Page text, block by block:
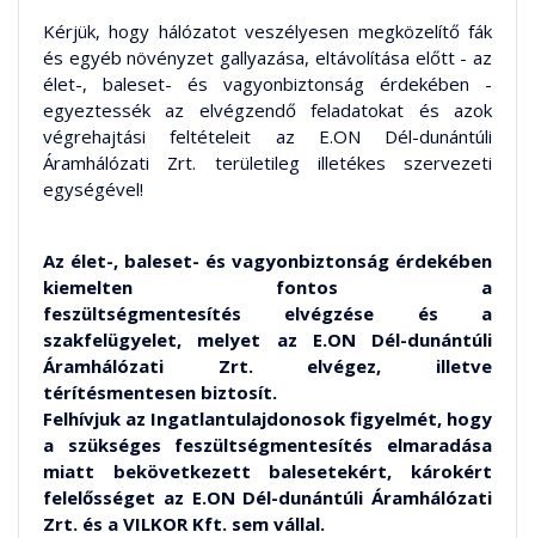
Kérjük, hogy hálózatot veszélyesen megközelítő fák
és egyéb növényzet gallyazása, eltávolítása előtt - az
élet-, baleset- és vagyonbiztonság érdekében -
egyeztessék az elvégzendő feladatokat és azok
végrehajtási feltételeit az E.ON Dél-dunántúli
Áramhálózati Zrt. területileg illetékes szervezeti
egységével!
Az élet-, baleset- és vagyonbiztonság érdekében
kiemelten fontos a
feszültségmentesítés elvégzése és a
szakfelügyelet, melyet az E.ON Dél-dunántúli
Áramhálózati Zrt. elvégez, illetve
térítésmentesen biztosít.
Felhívjuk az Ingatlantulajdonosok figyelmét, hogy
a szükséges feszültségmentesítés elmaradása
miatt bekövetkezett balesetekért, károkért
felelősséget az E.ON Dél-dunántúli Áramhálózati
Zrt. és a VILKOR Kft. sem vállal.